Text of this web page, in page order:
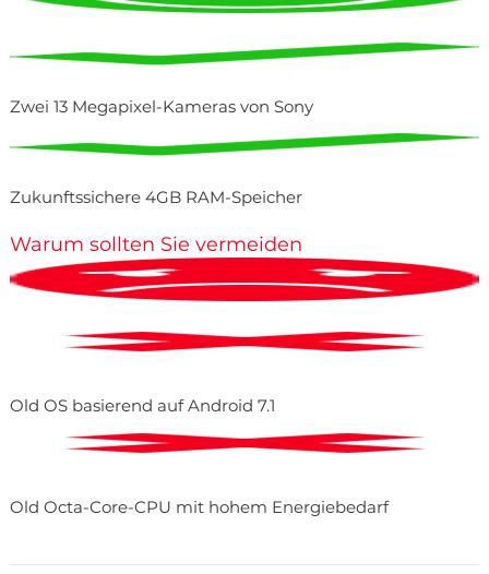
Zwei 13 Megapixel-Kameras von Sony
Zukunftssichere 4GB RAM-Speicher
Warum sollten Sie vermeiden
Old OS basierend auf Android 7.1
Old Octa-Core-CPU mit hohem Energiebedarf